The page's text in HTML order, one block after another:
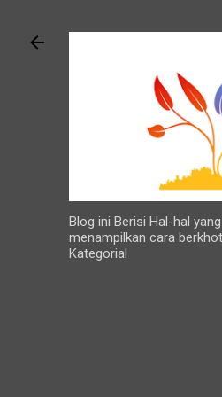
Blog ini Berisi Hal-hal
menampilkan cara
Kategorial